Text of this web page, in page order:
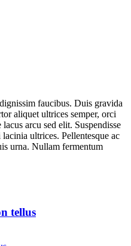
faucibus. Duis gravida
aliquet ultrices semper, orci
arcu sed elit. Suspendisse
ultrices. Pellentesque ac
urna. Nullam fermentum
tellus